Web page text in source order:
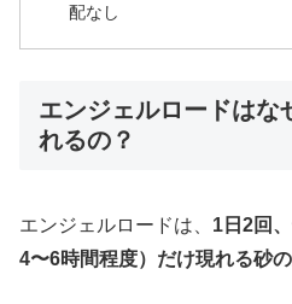
配なし
エンジェルロードはな
れるの？
エンジェルロードは、 1日2回
4〜6時間程度）だけ現れる砂